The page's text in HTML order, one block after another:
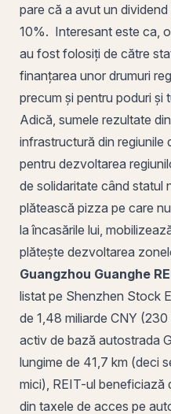
pare că a avut un dividend
10%. Interesant este ca,
au fost folosiți de către
finanțarea unor drumuri
precum și pentru poduri și
Adică, sumele rezultate
infrastructură din
pentru dezvoltarea
de solidaritate când statul
plătească pizza pe care
la încasările lui,
plătește dezvoltarea
Guangzhou Guanghe
listat pe Shenzhen Stock
de 1,48 miliarde CNY
activ de bază autostrada
lungime de 41,7 km (deci
mici), REIT-ul beneficiază
din taxele de acces pe